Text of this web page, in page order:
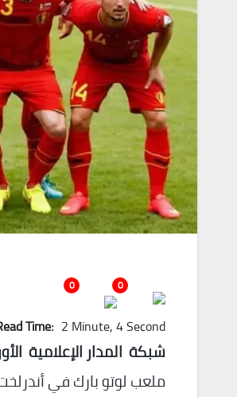
0
0
Time: 2 Minute, 4 Second
شبكة المدار الإعلامية
ملعب لوتو بارك في